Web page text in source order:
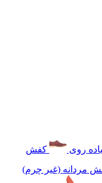
روی
کفش
مردانه (غیر چرم)